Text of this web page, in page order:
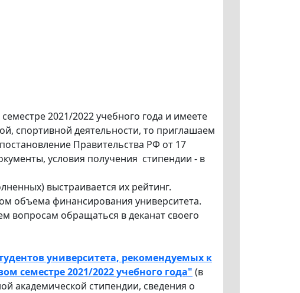
2021/2022 учебного года и имеете
спортивной деятельности, то приглашаем
Правительства РФ от 17
условия получения стипендии - в
выстраивается их рейтинг.
объема финансирования университета.
вопросам обращаться в деканат своего
университета, рекомендуемых к
семестре 2021/2022 учебного года" (в
академической стипендии, сведения о